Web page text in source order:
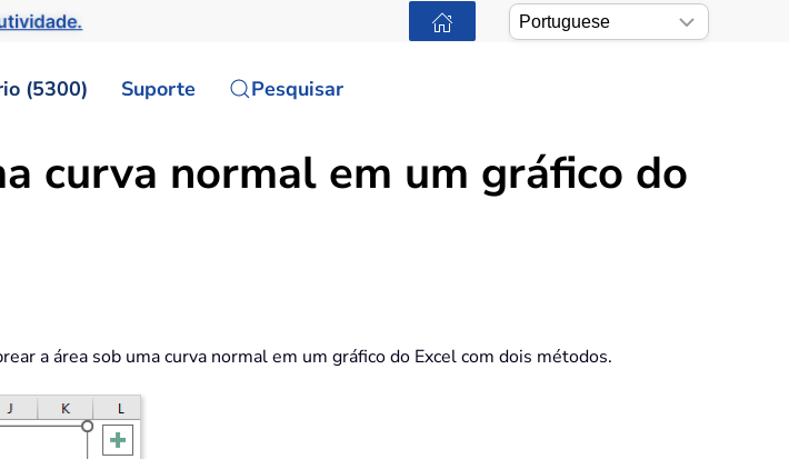
(5300) Suporte Pesquisar
curva normal em um gráfico do
a área sob uma curva normal em um gráfico do Excel com dois métodos.